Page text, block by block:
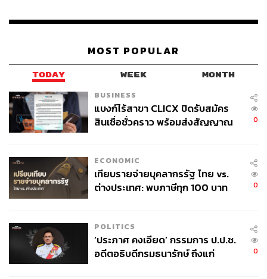
MOST POPULAR
TODAY WEEK MONTH
BUSINESS
แบงก์ไร้สาขา CLICX ปิดรับสมัคร
สินเชื่อชั่วคราว พร้อมส่งสัญญาณ
0
ECONOMIC
เทียบรายจ่ายบุคลากรรัฐ ไทย vs.
ต่างประเทศ: พบภาษีทุก 100 บาท
0
POLITICS
‘ประภาศ คงเอียด’ กรรมการ ป.ป.ช.
อดีตอธิบดีกรมธนารักษ์ ถึงแก่
0